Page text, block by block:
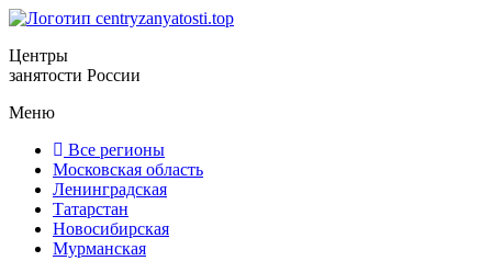
Центры
занятости России
Меню
Все регионы
Московская область
Ленинградская
Татарстан
Новосибирская
Мурманская